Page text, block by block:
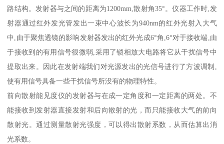
路结构。发射器与之间的距离为1200mm,散射角35°。仪器工作时,发
射器通过红外发光管发出一束中心波长为940nm的红外光射入大气
中,由于聚焦透镜的影响发射器发出的红外光成6°角,6°对于接收端,由
于接收到的有用信号很微弱,采用了锁相放大电路将它从干扰信号中
提取出来。因此在发射端我们对光源发出的光信号进行了方波调制,
使有用信号具备一些干扰信号所没有的物理特性。
前向散射能见度仪的发射器与在成一定角度和一定距离的两处。不
能接收到发射器直接发射和后向散射的光，而只能接收大气的前向
散射光。通过测量散射光强度，可以得出散射系数，从而估算出消
光系数。